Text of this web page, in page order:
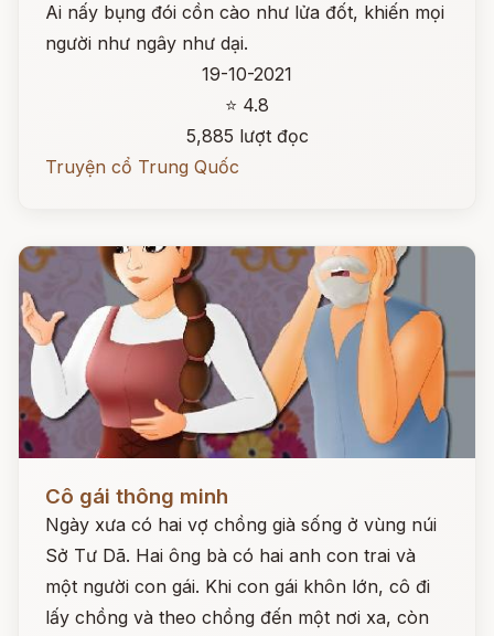
Ai nấy bụng đói cồn cào như lửa đốt, khiến mọi
người như ngây như dại.
19-10-2021
⭐ 4.8
5,885 lượt đọc
Truyện cổ Trung Quốc
Cô gái thông minh
Ngày xưa có hai vợ chồng già sống ở vùng núi
Sở Tư Dã. Hai ông bà có hai anh con trai và
một người con gái. Khi con gái khôn lớn, cô đi
lấy chồng và theo chồng đến một nơi xa, còn